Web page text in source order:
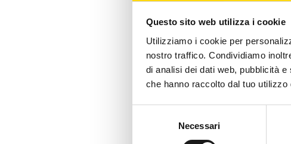
Questo sito web utilizza i cookie
Utilizziamo i cookie per
nostro traffico. Condividiamo
di analisi dei dati web, pubblicità
che hanno raccolto dal tuo utilizzo
Necessari